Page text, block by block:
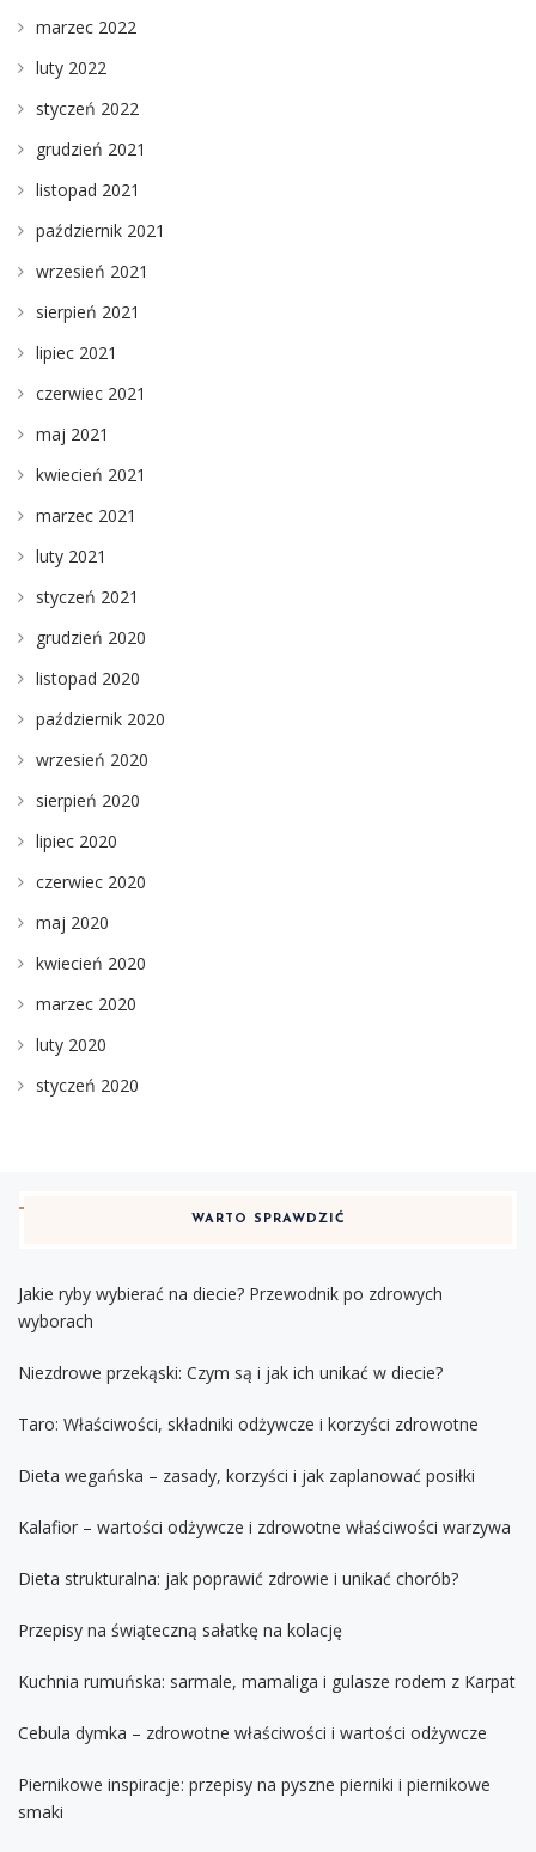
marzec 2022
luty 2022
styczeń 2022
grudzień 2021
listopad 2021
październik 2021
wrzesień 2021
sierpień 2021
lipiec 2021
czerwiec 2021
maj 2021
kwiecień 2021
marzec 2021
luty 2021
styczeń 2021
grudzień 2020
listopad 2020
październik 2020
wrzesień 2020
sierpień 2020
lipiec 2020
czerwiec 2020
maj 2020
kwiecień 2020
marzec 2020
luty 2020
styczeń 2020
WARTO SPRAWDZIĆ
Jakie ryby wybierać na diecie? Przewodnik po zdrowych
wyborach
Niezdrowe przekąski: Czym są i jak ich unikać w diecie?
Taro: Właściwości, składniki odżywcze i korzyści zdrowotne
Dieta wegańska – zasady, korzyści i jak zaplanować posiłki
Kalafior – wartości odżywcze i zdrowotne właściwości warzywa
Dieta strukturalna: jak poprawić zdrowie i unikać chorób?
Przepisy na świąteczną sałatkę na kolację
Kuchnia rumuńska: sarmale, mamaliga i gulasze rodem z Karpat
Cebula dymka – zdrowotne właściwości i wartości odżywcze
Piernikowe inspiracje: przepisy na pyszne pierniki i piernikowe
smaki